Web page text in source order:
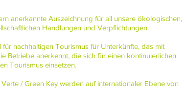
anerkannte Auszeichnung für all unsere ökologischen,
Handlungen und Verpflichtungen.
nachhaltigen Tourismus für Unterkünfte, das mit
Betriebe anerkennt, die sich für einen kontinuierlichen
Tourismus einsetzen.
/ Green Key werden auf internationaler Ebene von